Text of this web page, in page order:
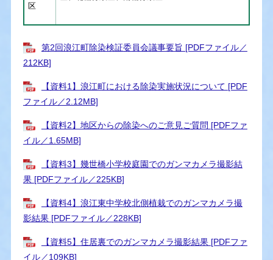
区
第2回浪江町除染検証委員会議事要旨 [PDFファイル／
212KB]
【資料1】浪江町における除染実施状況について [PDF
ファイル／2.12MB]
【資料2】地区からの除染へのご意見ご質問 [PDFファ
イル／1.65MB]
【資料3】幾世橋小学校庭園でのガンマカメラ撮影結
果 [PDFファイル／225KB]
【資料4】浪江東中学校北側植栽でのガンマカメラ撮
影結果 [PDFファイル／228KB]
【資料5】住居裏でのガンマカメラ撮影結果 [PDFファ
イル／109KB]